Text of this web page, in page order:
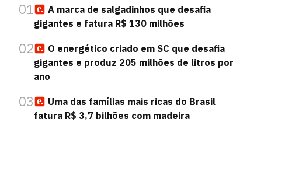
01
A marca de salgadinhos que desafia
gigantes e fatura R$ 130 milhões
02
O energético criado em SC que desafia
gigantes e produz 205 milhões de litros por
ano
03
Uma das famílias mais ricas do Brasil
fatura R$ 3,7 bilhões com madeira